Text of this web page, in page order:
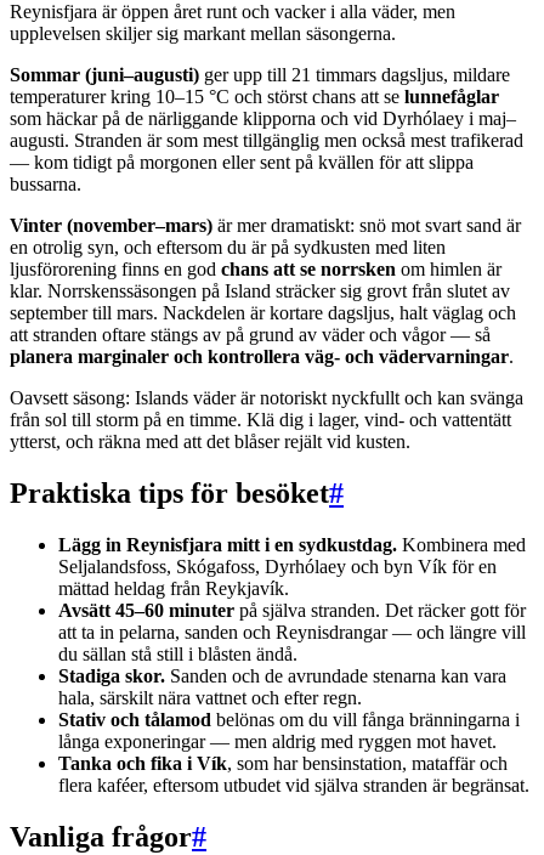
Reynisfjara är öppen året runt och vacker i alla väder, men
upplevelsen skiljer sig markant mellan säsongerna.
Sommar (juni–augusti) ger upp till 21 timmars dagsljus, mildare
temperaturer kring 10–15 °C och störst chans att se lunnefåglar
som häckar på de närliggande klipporna och vid Dyrhólaey i maj–
augusti. Stranden är som mest tillgänglig men också mest trafikerad
— kom tidigt på morgonen eller sent på kvällen för att slippa
bussarna.
Vinter (november–mars) är mer dramatiskt: snö mot svart sand är
en otrolig syn, och eftersom du är på sydkusten med liten
ljusförorening finns en god chans att se norrsken om himlen är
klar. Norrskenssäsongen på Island sträcker sig grovt från slutet av
september till mars. Nackdelen är kortare dagsljus, halt väglag och
att stranden oftare stängs av på grund av väder och vågor — så
planera marginaler och kontrollera väg- och vädervarningar.
Oavsett säsong: Islands väder är notoriskt nyckfullt och kan svänga
från sol till storm på en timme. Klä dig i lager, vind- och vattentätt
ytterst, och räkna med att det blåser rejält vid kusten.
Praktiska tips för besöket#
Lägg in Reynisfjara mitt i en sydkustdag. Kombinera med
Seljalandsfoss, Skógafoss, Dyrhólaey och byn Vík för en
mättad heldag från Reykjavík.
Avsätt 45–60 minuter på själva stranden. Det räcker gott för
att ta in pelarna, sanden och Reynisdrangar — och längre vill
du sällan stå still i blåsten ändå.
Stadiga skor. Sanden och de avrundade stenarna kan vara
hala, särskilt nära vattnet och efter regn.
Stativ och tålamod belönas om du vill fånga bränningarna i
långa exponeringar — men aldrig med ryggen mot havet.
Tanka och fika i Vík, som har bensinstation, mataffär och
flera kaféer, eftersom utbudet vid själva stranden är begränsat.
Vanliga frågor#